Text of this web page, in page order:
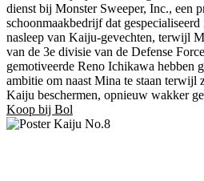
dienst bij Monster Sweeper, Inc., een
schoonmaakbedrijf dat
nasleep van Kaiju-gevechten, terwijl
van de 3e divisie van de Defense
gemotiveerde Reno Ichikawa hebben
ambitie om naast Mina te staan terwijl
Kaiju beschermen, opnieuw wakker
Koop bij Bol